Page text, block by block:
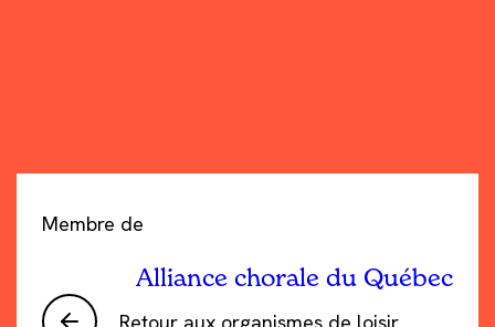
Retour aux organismes de loisir
Membre de
Alliance chorale du Québec